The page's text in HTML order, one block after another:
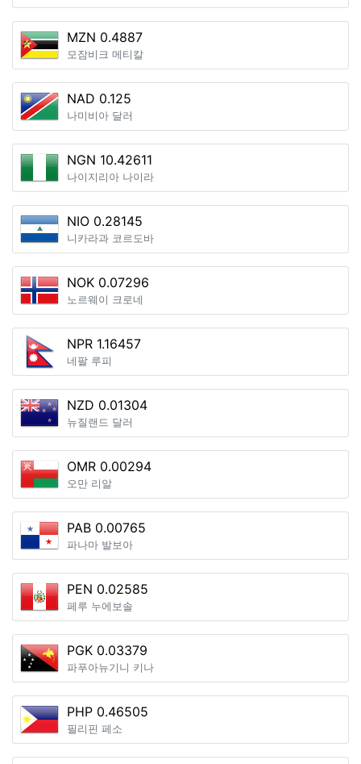
MZN 0.4887
모잠비크 메티칼
NAD 0.125
나미비아 달러
NGN 10.42611
나이지리아 나이라
NIO 0.28145
니카라과 코르도바
NOK 0.07296
노르웨이 크로네
NPR 1.16457
네팔 루피
NZD 0.01304
뉴질랜드 달러
OMR 0.00294
오만 리알
PAB 0.00765
파나마 발보아
PEN 0.02585
페루 누에보솔
PGK 0.03379
파푸아뉴기니 키나
PHP 0.46505
필리핀 페소